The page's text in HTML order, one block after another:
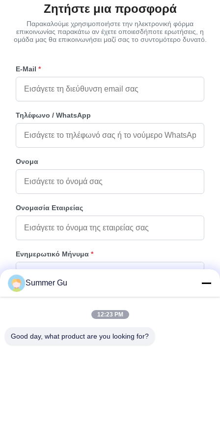
Ζητήστε μια προσφορά
Παρακαλούμε χρησιμοποιήστε την ηλεκτρονική φόρμα
επικοινωνίας παρακάτω αν έχετε οποιεσδήποτε ερωτήσεις, η
ομάδα μας θα επικοινωνήσει μαζί σας το συντομότερο δυνατό.
E-Mail *
Τηλέφωνο / WhatsApp
Ονομα
Ονομασία Εταιρείας
Ενημερωτικό Μήνυμα *
Προσάρτηση Αρχείων
Summer Gu
12:23 PM
Good day, what product are you looking for?